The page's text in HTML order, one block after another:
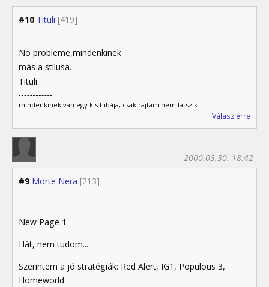
#10 Tituli [419]
No probleme,mindenkinek
más a stílusa.
Tituli
mindenkinek van egy kis hibája, csak rajtam nem látszik...
Válasz erre
#9 Morte Nera [213]
2000.03.30. 18:42
New Page 1
Hát, nem tudom...
Szerintem a jó stratégiák: Red Alert, IG1, Populous 3,
Homeworld.